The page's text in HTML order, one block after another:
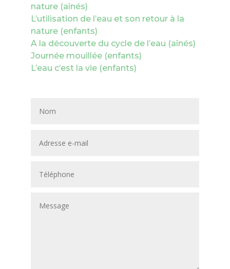
nature (aînés)
L’utilisation de l’eau et son retour à la
nature (enfants)
A la découverte du cycle de l’eau (aînés)
Journée mouillée (enfants)
L’eau c’est la vie (enfants)